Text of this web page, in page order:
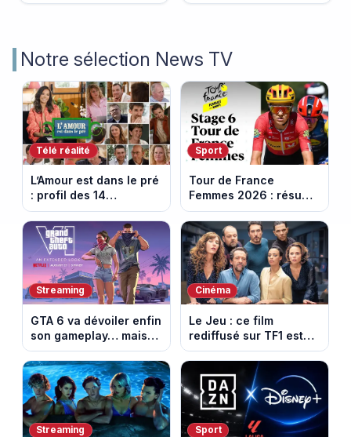
Notre sélection News TV
Télé réalité
L’Amour est dans le pré
: profil des 14
agriculteurs, speed
dating inédit et de
nouvelles histoires
d’amour
Sport
Tour de France
Femmes 2026 : résumé
vidéo de la 6e étape
entre Montbrison et
Tournon-sur-Rhône
Streaming
GTA 6 va dévoiler enfin
son gameplay… mais
d’abord sur Netflix
Cinéma
Le Jeu : ce film
rediffusé sur TF1 est
adapté d’un succès
italien devenu un
phénomène mondial
Streaming Sport